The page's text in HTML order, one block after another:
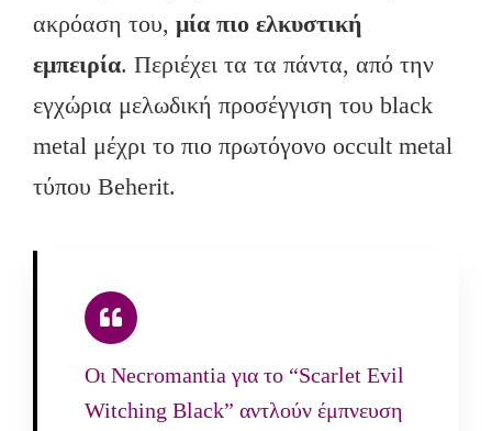
ακρόαση του, μία πιο ελκυστική
εμπειρία. Περιέχει τα τα πάντα, από την
εγχώρια μελωδική προσέγγιση του black
metal μέχρι το πιο πρωτόγονο occult metal
τύπου Beherit.
Οι Necromantia για το “Scarlet Evil
Witching Black” αντλούν έμπνευση